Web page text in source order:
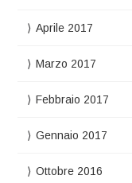
Aprile 2017
Marzo 2017
Febbraio 2017
Gennaio 2017
Ottobre 2016